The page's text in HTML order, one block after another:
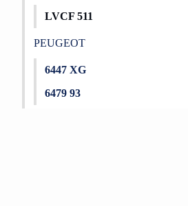
LVCF 511
PEUGEOT
6447 XG
6479 93